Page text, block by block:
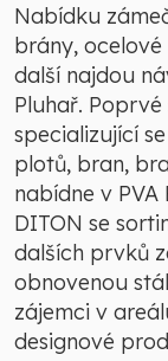
Nabídku
brány,
další najdou
Pluhař.
specializující
plotů, bran,
nabídne v PVA
DITON se
dalších prvků
obnovenou
zájemci v
designové